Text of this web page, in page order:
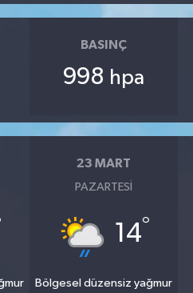
BASINÇ
998 hpa
23 MART
PAZARTESI
14°
Bölgesel düzensiz yağmur